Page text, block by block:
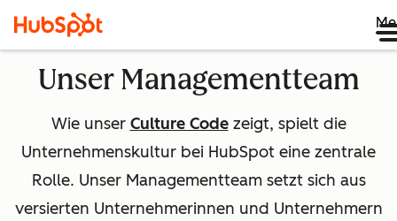
Unser Managementteam
Wie unser Culture Codezeigt, spielt die
Unternehmenskultur bei HubSpot eine zentrale
Rolle. Unser Managementteam setzt sich aus
versierten Unternehmerinnen und Unternehmern